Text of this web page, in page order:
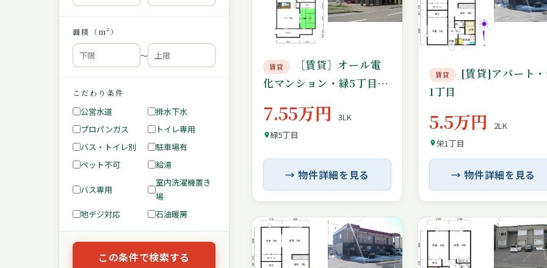
面積（m²）
〜
こだわり条件
公営水道
排水下水
プロパンガス
トイレ専用
バス・トイレ別
駐車場有
ペット不可
給湯
バス専用
室内洗濯機置き
場
地デジ対応
石油暖房
この条件で検索する
賃貸
［賃貸］オール電
化マンション・緑5丁目・
張替
7.55万円
3LK
緑5丁目
→ 物件詳細を見る
賃貸
[賃貸]アパート
1丁目
5.5万円
2LK
栄1丁目
→ 物件詳細を見る